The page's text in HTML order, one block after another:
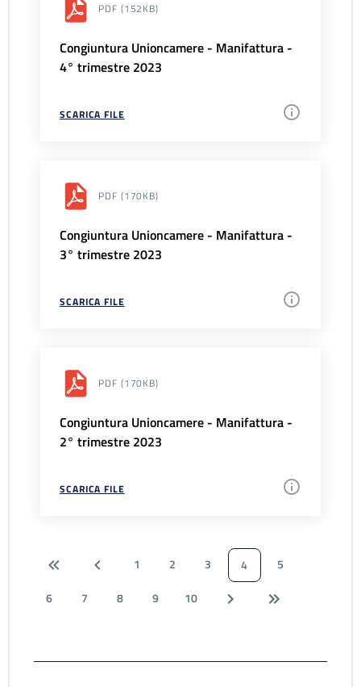
PDF (152KB)
Congiuntura Unioncamere - Manifattura -
4° trimestre 2023
SCARICA FILE
PDF (170KB)
Congiuntura Unioncamere - Manifattura -
3° trimestre 2023
SCARICA FILE
PDF (170KB)
Congiuntura Unioncamere - Manifattura -
2° trimestre 2023
SCARICA FILE
1 2 3 4
5
6
7 8 9 10